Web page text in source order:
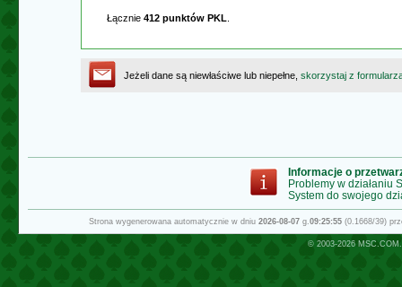
Łącznie 412 punktów PKL
Jeżeli dane są niewłaściwe lub niepełne, skorzystaj z
Informacje o
Problemy w działaniu
System do swojego
Strona wygenerowana automatycznie w dniu 2026-08-07 g.09:25:55 (0.1668/39)
© 2003-2026